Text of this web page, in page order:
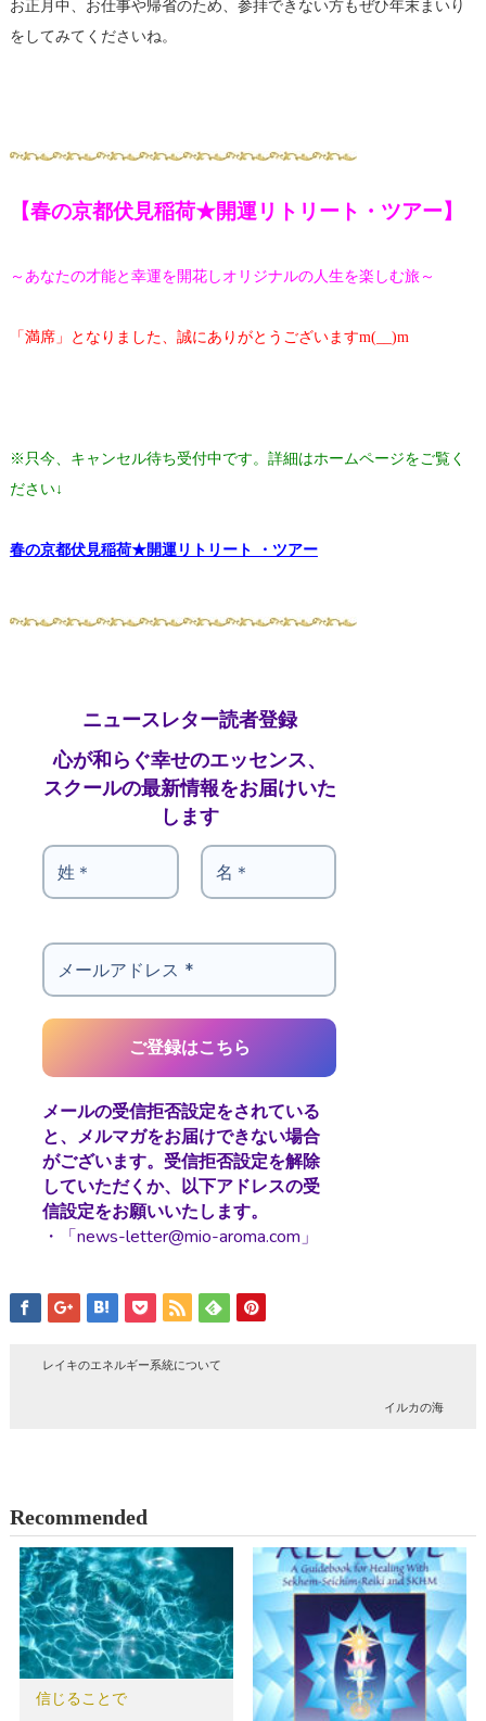
お正月中、お仕事や帰省のため、参拝できない方もぜひ年末まいり
をしてみてくださいね。
【春の京都伏見稲荷★開運リトリート・ツアー】
～ あなたの才能と幸運を開花しオリジナルの人生を楽しむ旅～
「満席」となりました、誠にありがとうございますm(__)m
※只今、キャンセル待ち受付中です。詳細はホームページをご覧く
ださい↓
春の京都伏見稲荷★開運リトリート ・ツアー
ニュースレター読者登録
心が和らぐ幸せのエッセンス、
スクールの最新情報をお届けいた
します
メールの受信拒否設定をされている
と、メルマガをお届けできない場合
がございます。受信拒否設定を解除
していただくか、以下アドレスの受
信設定をお願いいたします。
・「news-letter@mio-aroma.com」
レイキのエネルギー系統について
イルカの海
Recommended
信じることで